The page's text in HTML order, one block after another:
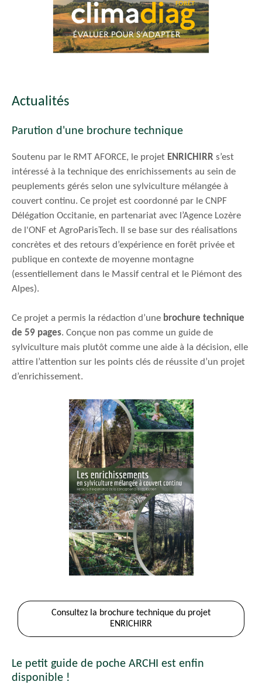
Actualités
Parution d'une brochure technique
Soutenu par le RMT AFORCE, le projet ENRICHIRR s’est
intéressé à la technique des enrichissements au sein de
peuplements gérés selon une sylviculture mélangée à
couvert continu. Ce projet est coordonné par le CNPF
Délégation Occitanie, en partenariat avec l’Agence Lozère
de l'ONF et AgroParisTech. Il se base sur des réalisations
concrètes et des retours d’expérience en forêt privée et
publique en contexte de moyenne montagne
(essentiellement dans le Massif central et le Piémont des
Alpes).
Ce projet a permis la rédaction d’une brochure technique
de 59 pages. Conçue non pas comme un guide de
sylviculture mais plutôt comme une aide à la décision, elle
attire l’attention sur les points clés de réussite d’un projet
d’enrichissement.
Consultez la brochure technique du projet
ENRICHIRR
Le petit guide de poche ARCHI est enfin
disponible !